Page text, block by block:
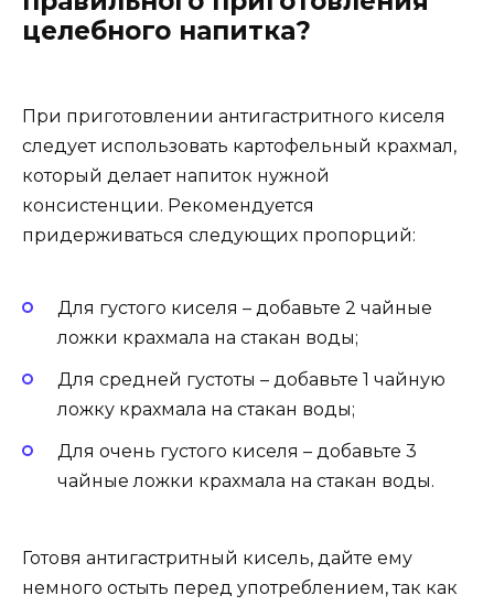
целебного напитка?
При приготовлении антигастритного киселя
следует использовать картофельный крахмал,
который делает напиток нужной
консистенции. Рекомендуется
придерживаться следующих пропорций:
Для густого киселя – добавьте 2 чайные
ложки крахмала на стакан воды;
Для средней густоты – добавьте 1 чайную
ложку крахмала на стакан воды;
Для очень густого киселя – добавьте 3
чайные ложки крахмала на стакан воды.
Готовя антигастритный кисель, дайте ему
немного остыть перед употреблением, так как